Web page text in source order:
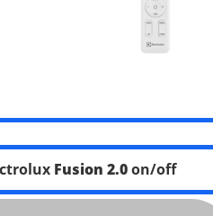
Fusion 2.0on/off